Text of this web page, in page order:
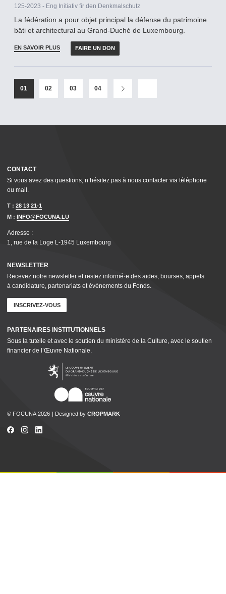
125-2023 - Eng Initiativ fir den Denkmalschutz
La fédération a pour objet principal la défense du patrimoine
bâti et architectural au Grand-­Duché de Luxembourg.
EN SAVOIR PLUS FAIRE UN DON
01 02 03 04
CONTACT
Si vous avez des questions, n’hésitez pas à nous contacter via téléphone
ou mail.
T : 28 13 21-1
M :
INFO@FOCUNA.LU
Adresse :
1, rue de la Loge L‑1945 Luxembourg
NEWSLETTER
Recevez notre newsletter et restez informé·e des aides, bourses, appels
à candidature, parte­nar­i­ats et événements du Fonds.
INSCRIVEZ-VOUS
PARTENAIRES INSTI­TU­TION­NELS
Sous la tutelle et avec le soutien du ministère de la Culture, avec le soutien
financier de l’Œuvre Nationale.
© FOCUNA 2026 Designed by CROPMARK